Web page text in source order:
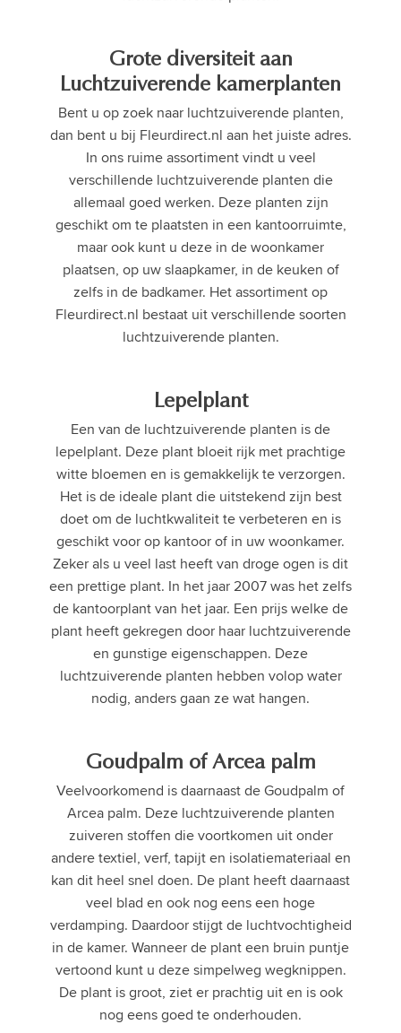
Grote diversiteit aan
Luchtzuiverende kamerplanten
Bent u op zoek naar luchtzuiverende planten,
dan bent u bij Fleurdirect.nl aan het juiste adres.
In ons ruime assortiment vindt u veel
verschillende luchtzuiverende planten die
allemaal goed werken. Deze planten zijn
geschikt om te plaatsten in een kantoorruimte,
maar ook kunt u deze in de woonkamer
plaatsen, op uw slaapkamer, in de keuken of
zelfs in de badkamer. Het assortiment op
Fleurdirect.nl bestaat uit verschillende soorten
luchtzuiverende planten.
Lepelplant
Een van de luchtzuiverende planten is de
lepelplant. Deze plant bloeit rijk met prachtige
witte bloemen en is gemakkelijk te verzorgen.
Het is de ideale plant die uitstekend zijn best
doet om de luchtkwaliteit te verbeteren en is
geschikt voor op kantoor of in uw woonkamer.
Zeker als u veel last heeft van droge ogen is dit
een prettige plant. In het jaar 2007 was het zelfs
de kantoorplant van het jaar. Een prijs welke de
plant heeft gekregen door haar luchtzuiverende
en gunstige eigenschappen. Deze
luchtzuiverende planten hebben volop water
nodig, anders gaan ze wat hangen.
Goudpalm of Arcea palm
Veelvoorkomend is daarnaast de Goudpalm of
Arcea palm. Deze luchtzuiverende planten
zuiveren stoffen die voortkomen uit onder
andere textiel, verf, tapijt en isolatiemateriaal en
kan dit heel snel doen. De plant heeft daarnaast
veel blad en ook nog eens een hoge
verdamping. Daardoor stijgt de luchtvochtigheid
in de kamer. Wanneer de plant een bruin puntje
vertoond kunt u deze simpelweg wegknippen.
De plant is groot, ziet er prachtig uit en is ook
nog eens goed te onderhouden.